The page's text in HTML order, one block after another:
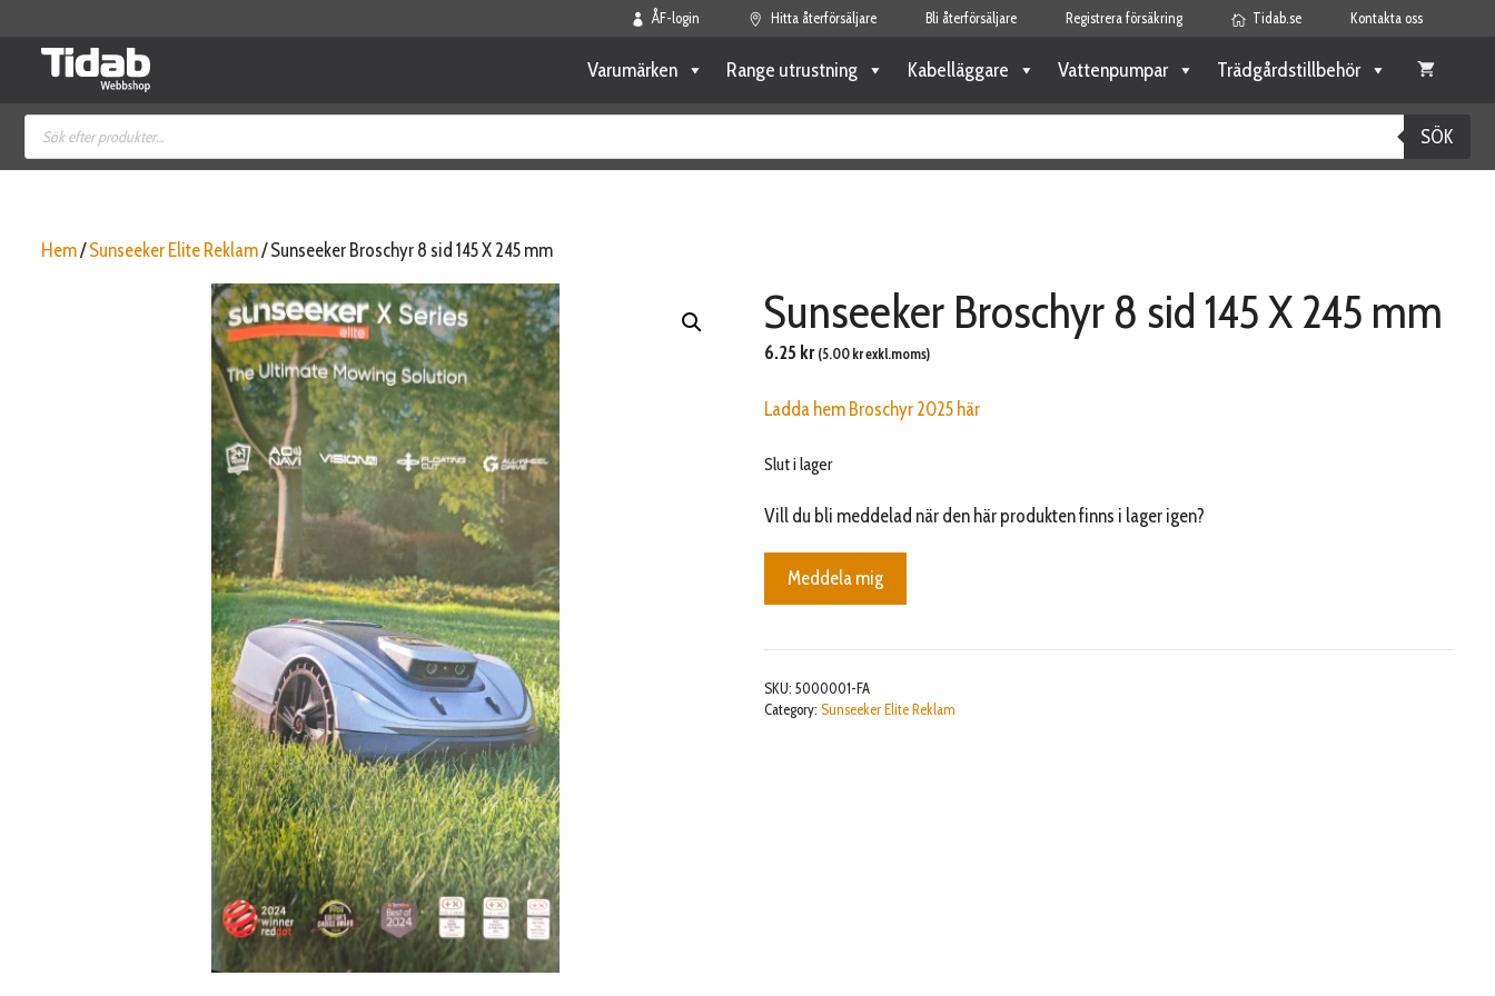
ÅF-login Hitta återförsäljare Bli återförsäljare Registrera försäkring Tidab.se Kontakta oss
Varumärken Range utrustning Kabelläggare Vattenpumpar Trädgårdstillbehör
Produktsökning
SÖK
Hem/Sunseeker Elite Reklam/ Sunseeker Broschyr 8 sid 145 X 245 mm
Sunseeker Broschyr 8 sid 145 X 245 mm
6.25 kr (5.00 krexkl.moms)
Ladda hem Broschyr 2025 här
Slut i lager
Vill du bli meddelad när den här produkten finns i lager igen?
Meddela mig
SKU: 5000001-FA
Category: Sunseeker Elite Reklam